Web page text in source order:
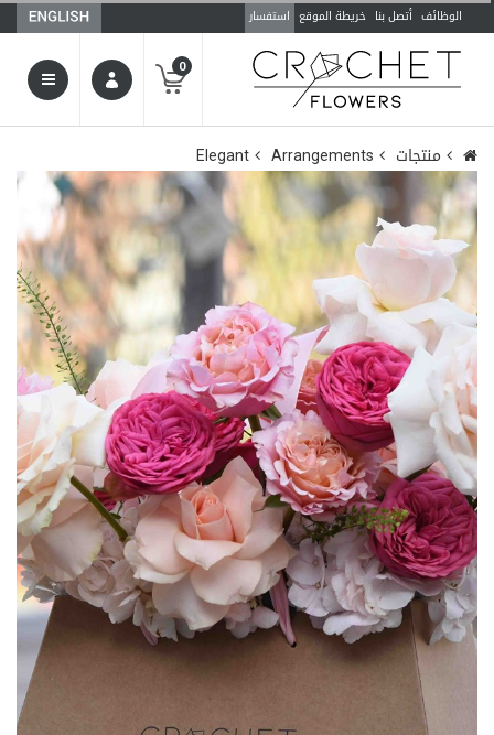
الوظائف أتصل بنا خريطة الموقع استفسار
0
منتجات Arrangements
Elegant